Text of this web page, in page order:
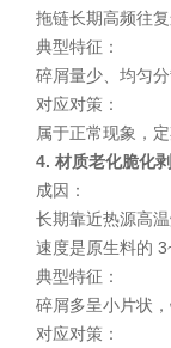
拖链长期高频往
典型特征 ：
碎屑量少、均匀
对应对策 ：
属于正常现象，
4. 材质老化脆化
成因 ：
长期靠近热源高
速度是原生料的
典型特征 ：
碎屑多呈小片状
对应对策 ：